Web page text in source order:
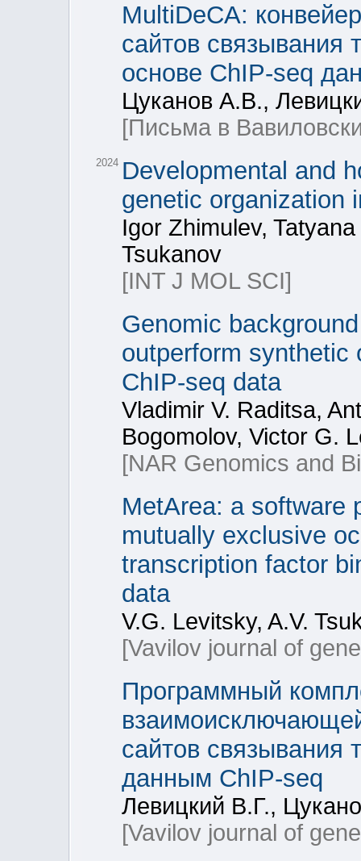
MultiDeCA:
сайтов связывания
основе ChIP-seq
Цуканов А.В.,
[Письма в
2024 Developmental and
genetic organization
Igor Zhimulev,
Tsukanov
[INT J MOL SCI]
Genomic
outperform synthetic
ChIP-seq data
Vladimir V. Raditsa,
Bogomolov, Victor G.
[NAR Genomics and
MetArea: a software
mutually exclusive
transcription factor
data
V.G. Levitsky, A.V.
[Vavilov journal of
Программный
сайтов связывания
данным ChIP-seq
Левицкий В.Г.,
[Vavilov journal of